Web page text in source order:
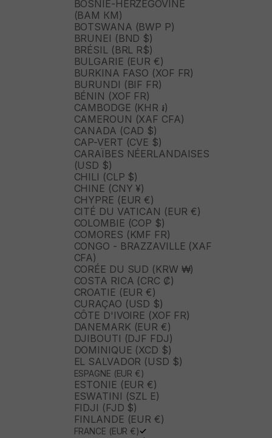
BOSNIE-HERZÉGOVINE
(BAM КМ)
BOTSWANA (BWP P)
BRUNEI (BND $)
BRÉSIL (BRL R$)
BULGARIE (EUR €)
BURKINA FASO (XOF FR)
BURUNDI (BIF FR)
BÉNIN (XOF FR)
CAMBODGE (KHR ៛)
CAMEROUN (XAF CFA)
CANADA (CAD $)
CAP-VERT (CVE $)
CARAÏBES NÉERLANDAISES
(USD $)
CHILI (CLP $)
CHINE (CNY ¥)
CHYPRE (EUR €)
CITÉ DU VATICAN (EUR €)
COLOMBIE (COP $)
COMORES (KMF FR)
CONGO - BRAZZAVILLE (XAF
CFA)
CORÉE DU SUD (KRW ₩)
COSTA RICA (CRC ₡)
CROATIE (EUR €)
CURAÇAO (USD $)
CÔTE D'IVOIRE (XOF FR)
DANEMARK (EUR €)
DJIBOUTI (DJF FDJ)
DOMINIQUE (XCD $)
EL SALVADOR (USD $)
ESPAGNE (EUR €)
ESTONIE (EUR €)
ESWATINI (SZL E)
FIDJI (FJD $)
FINLANDE (EUR €)
FRANCE (EUR €)